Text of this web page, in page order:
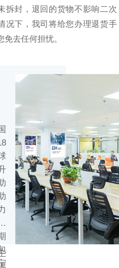
拆封，退回的货物不影响二次
况下，我司将给您办理退货手
免去任何担忧。